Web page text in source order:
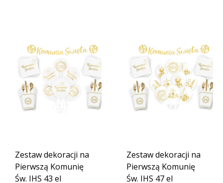
Zestaw dekoracji na
Pierwszą Komunię
Św. IHS 43 el
Zestaw dekoracji na
Pierwszą Komunię
Św. IHS 47 el